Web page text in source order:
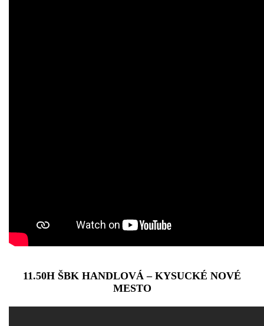
11.50H ŠBK HANDLOVÁ – KYSUCKÉ NOVÉ
MESTO